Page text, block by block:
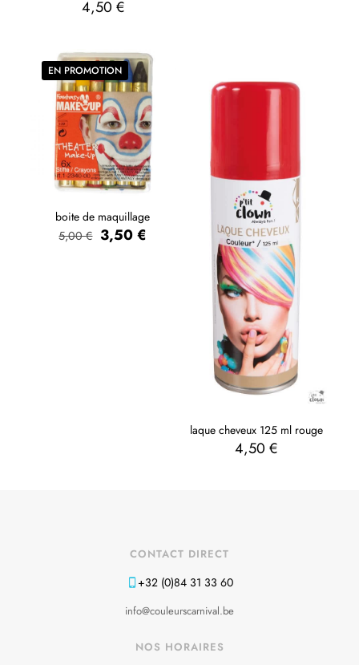
4,50 €
EN PROMOTION
boite de maquillage
5,00€ 3,50€
laque cheveux 125 ml rouge
4,50 €
CONTACT DIRECT
+32 (0)84 31 33 60
info@couleurscarnival.be
NOS HORAIRES